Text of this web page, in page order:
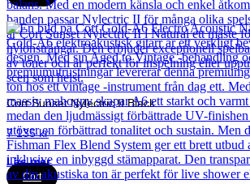
Cort Sunset Nylectric II Black
7 135kr
Läs mer
Cort